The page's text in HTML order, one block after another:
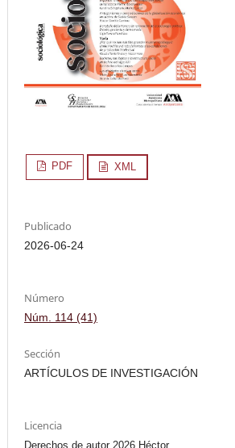
PDF XML
Publicado
2026-06-24
Número
Núm. 114 (41)
Sección
ARTÍCULOS DE INVESTIGACIÓN
Licencia
Derechos de autor 2026 Héctor